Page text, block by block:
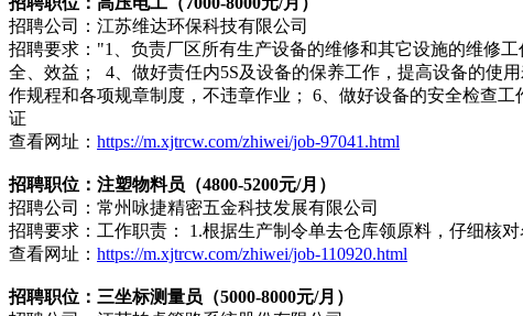
招聘公司：江苏维达环保科技有限公司
招聘要求："1、负责厂区所有生产设备的维修和其它设施的维修
全、效益； 4、做好责任内5S及设备的保养工作，提高设备的使
作规程和各项规章制度，不违章作业； 6、做好设备的安全检查
证
查看网址： https://m.xjtrcw.com/zhiwei/job-97041.html
招聘职位：注塑物料员（4800-5200元/月）
招聘公司：常州咏捷精密五金科技发展有限公司
招聘要求：工作职责： 1.根据生产制令单去仓库领原料，仔细核
查看网址： https://m.xjtrcw.com/zhiwei/job-110920.html
招聘职位：三坐标测量员（5000-8000元/月）